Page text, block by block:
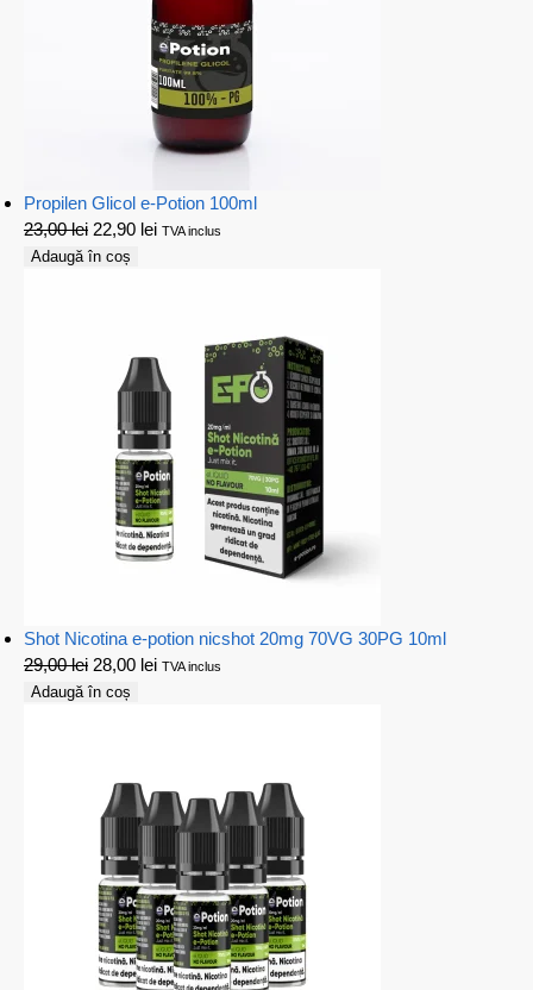
Propilen Glicol e-Potion 100ml
23,00lei 22,90 lei TVA inclus
Adaugă în coș
Shot Nicotina e-potion nicshot 20mg 70VG 30PG 10ml
29,00lei 28,00 lei TVA inclus
Adaugă în coș